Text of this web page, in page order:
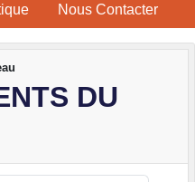
Nous Contacter
DU